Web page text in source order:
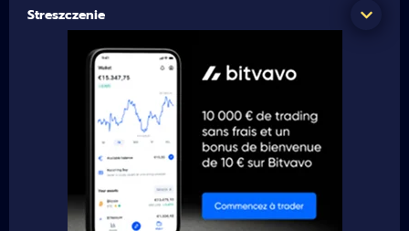
Streszczenie